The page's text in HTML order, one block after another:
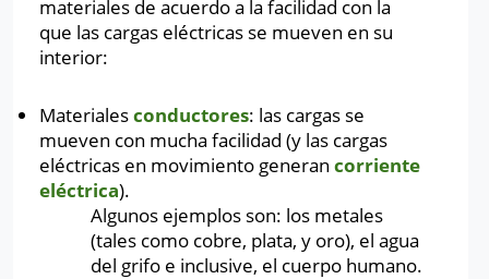
materiales de acuerdo a la facilidad con la
que las cargas eléctricas se mueven en su
interior:
Materialesconductores: las cargas se
mueven con mucha facilidad (y las cargas
eléctricas en movimiento generan corriente
eléctrica).
Algunos ejemplos son: los metales
(tales como cobre, plata, y oro), el agua
del grifo e inclusive, el cuerpo humano.